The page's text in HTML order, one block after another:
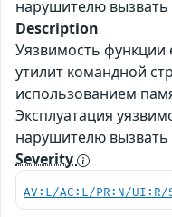
нарушителю вызвать
Description
Уязвимость функции
утилит командной
использованием
Эксплуатация
нарушителю вызвать
Severity
AV:L/AC:L/PR:N/